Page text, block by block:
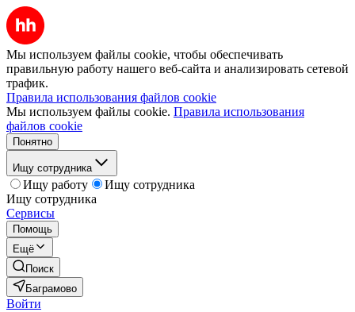
Мы используем файлы cookie, чтобы обеспечивать
правильную работу нашего веб-сайта и анализировать сетевой
трафик.
Правила использования файлов cookie
Мы используем файлы cookie. Правила использования
файлов cookie
Понятно
Ищу сотрудника
Ищу работу
Ищу сотрудника
Ищу сотрудника
Сервисы
Помощь
Ещё
Поиск
Баграмово
Войти